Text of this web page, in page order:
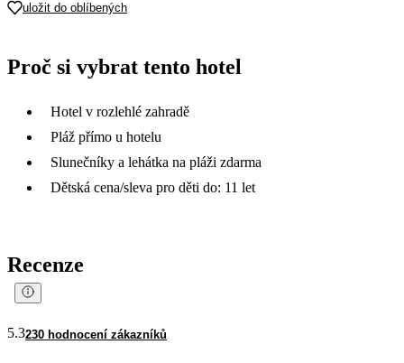
uložit do oblíbených
Proč si vybrat tento hotel
Hotel v rozlehlé zahradě
Pláž přímo u hotelu
Slunečníky a lehátka na pláži zdarma
Dětská cena/sleva pro děti do: 11 let
Recenze
5.3230 hodnocení zákazníků